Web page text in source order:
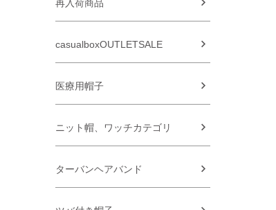
再入荷商品
casualboxOUTLETSALE
医療用帽子
ニット帽、ワッチカテゴリ
ターバンヘアバンド